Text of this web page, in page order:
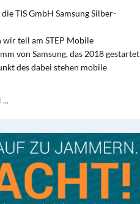
TIS GmbH Samsung Silber-
wir teil am STEP Mobile
von Samsung, das 2018 gestartet
des dabei stehen mobile
...